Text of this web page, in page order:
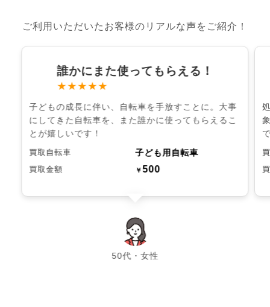
ご利用いただいたお客様のリアルな声をご紹介！
誰かにまた使ってもらえる！
★★★★★
子どもの成長に伴い、自転車を手放すことに。大事
にしてきた自転車を、また誰かに使ってもらえるこ
とが嬉しいです！
買取自転車 子ども用自転車
買取金額 ￥500
50代・女性
chevron_left chevron_right